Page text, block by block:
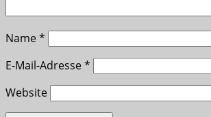
Name*
E-Mail-Adresse*
Website